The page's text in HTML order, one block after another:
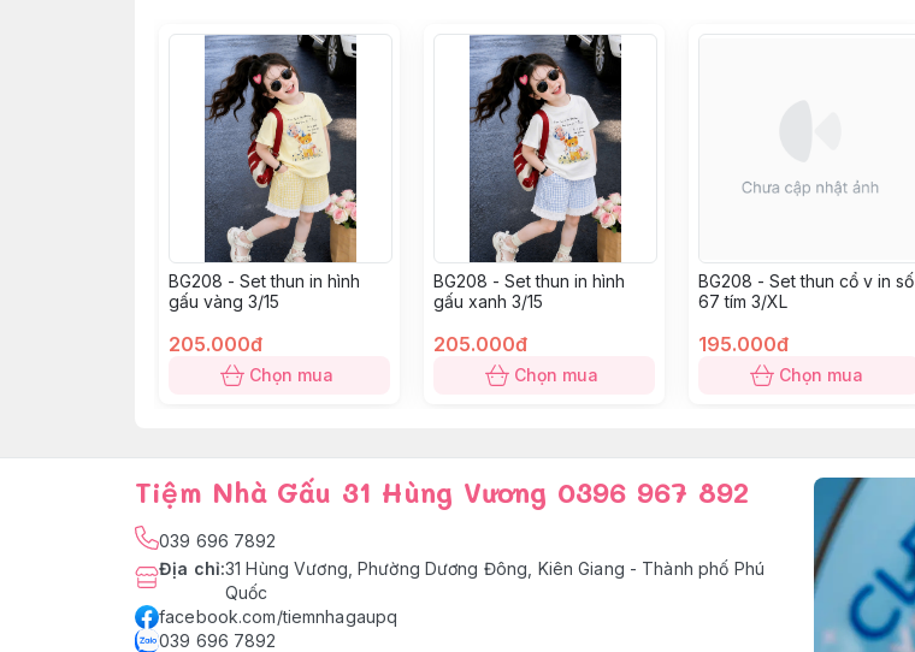
BG208 - Set thun in hình
gấu vàng 3/15
205.000đ
Chọn mua
BG208 - Set thun in hình
gấu xanh 3/15
205.000đ
Chọn mua
BG208 - Set thun cổ v in số
67 tím 3/XL
195.000đ
Chọn mua
Tiệm Nhà Gấu 31 Hùng Vương 0396 967 892
039 696 7892
Địa chỉ:31 Hùng Vương, Phường Dương Đông, Kiên Giang - Thành phố Phú
Quốc
facebook.com/tiemnhagaupq
039 696 7892